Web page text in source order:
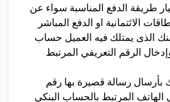
طريقة الدفع المناسبة سواء عن
الائتمانية او الدفع المباشر
الذى يمتلك فيه العميل حساب
الرقم التعريفي المرتبط
بأرسال رسالة قصيرة بها رقم
المرتبط بالحساب البنكي